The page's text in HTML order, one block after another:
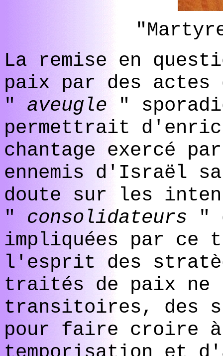
La remise en
paix par des actes
" aveugle "
permettrait
chantage exercé
ennemis d'Israël
doute sur les
" consolidateurs "
impliquées par ce
l'esprit des
traités de paix ne
transitoires, des
pour faire croire à